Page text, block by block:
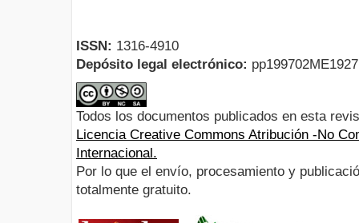
ISSN: 1316-4910
Depósito legal electrónico:
Todos los documentos publicados en esta
Licencia Creative Commons Atribución -No
Internacional.
Por lo que el envío, procesamiento y
totalmente gratuito.